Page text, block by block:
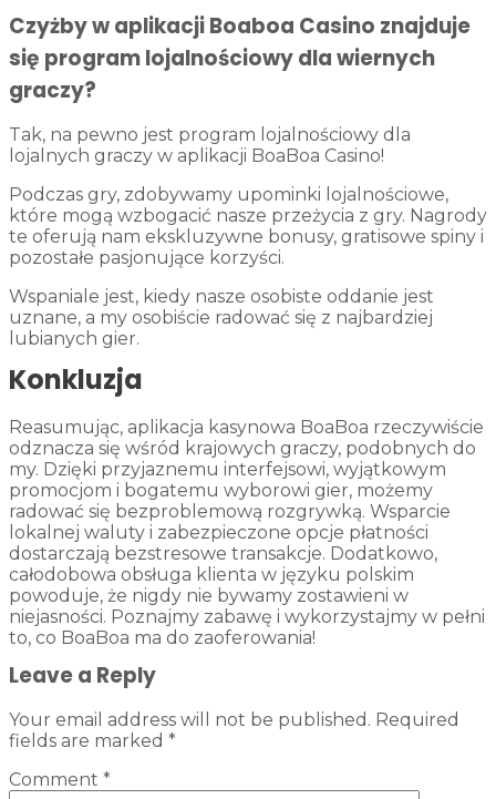
Czyżby w aplikacji Boaboa Casino znajduje
się program lojalnościowy dla wiernych
graczy?
Tak, na pewno jest program lojalnościowy dla
lojalnych graczy w aplikacji BoaBoa Casino!
Podczas gry, zdobywamy upominki lojalnościowe,
które mogą wzbogacić nasze przeżycia z gry. Nagrody
te oferują nam ekskluzywne bonusy, gratisowe spiny i
pozostałe pasjonujące korzyści.
Wspaniale jest, kiedy nasze osobiste oddanie jest
uznane, a my osobiście radować się z najbardziej
lubianych gier.
Konkluzja
Reasumując, aplikacja kasynowa BoaBoa rzeczywiście
odznacza się wśród krajowych graczy, podobnych do
my. Dzięki przyjaznemu interfejsowi, wyjątkowym
promocjom i bogatemu wyborowi gier, możemy
radować się bezproblemową rozgrywką. Wsparcie
lokalnej waluty i zabezpieczone opcje płatności
dostarczają bezstresowe transakcje. Dodatkowo,
całodobowa obsługa klienta w języku polskim
powoduje, że nigdy nie bywamy zostawieni w
niejasności. Poznajmy zabawę i wykorzystajmy w pełni
to, co BoaBoa ma do zaoferowania!
Leave a Reply
Your email address will not be published. Required
fields are marked *
Comment *